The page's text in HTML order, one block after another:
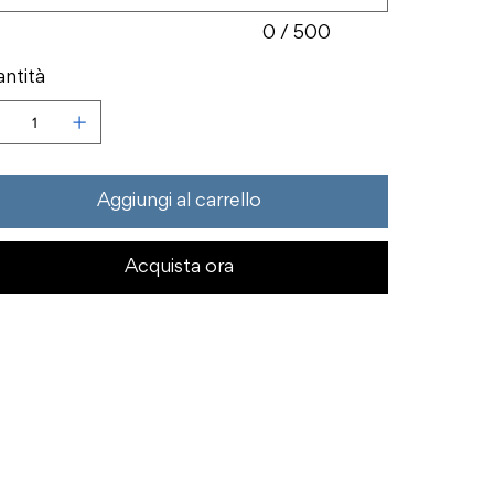
0 / 500
Aggiungi al carrello
Acquista ora